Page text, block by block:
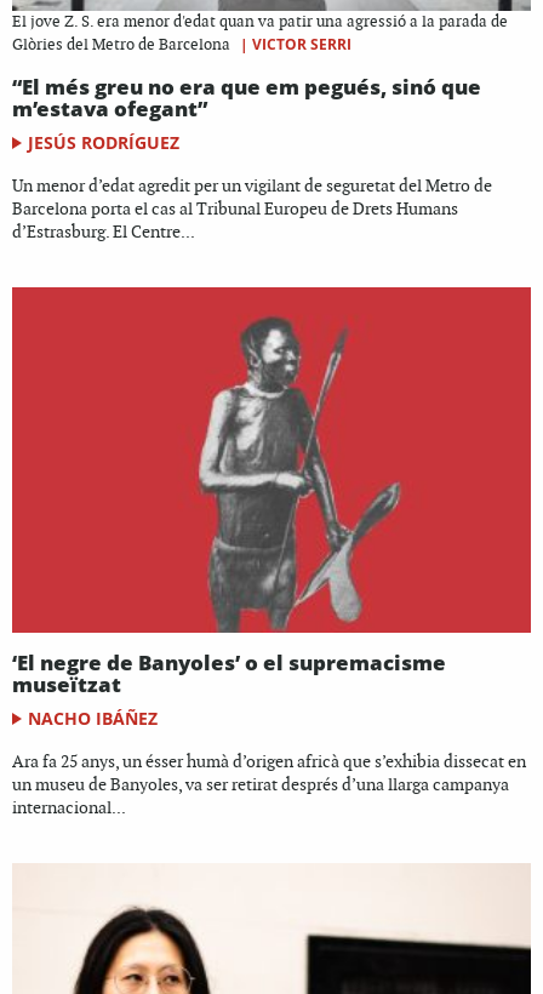
El jove Z. S. era menor d'edat quan va patir una agressió a la parada de
Glòries del Metro de Barcelona
| VICTOR SERRI
“El més greu no era que em pegués, sinó que
m’estava ofegant”
JESÚS RODRÍGUEZ
Un menor d’edat agredit per un vigilant de seguretat del Metro de
Barcelona porta el cas al Tribunal Europeu de Drets Humans
d’Estrasburg. El Centre...
‘El negre de Banyoles’ o el supremacisme
museïtzat
NACHO IBÁÑEZ
Ara fa 25 anys, un ésser humà d’origen africà que s’exhibia dissecat en
un museu de Banyoles, va ser retirat després d’una llarga campanya
internacional...